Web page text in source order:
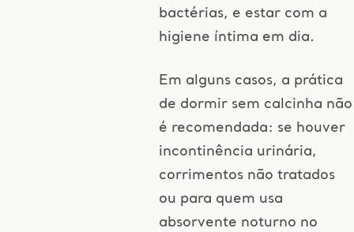
bactérias, e estar com a
higiene íntima em dia.
Em alguns casos, a prática
de dormir sem calcinha não
é recomendada: se houver
incontinência urinária,
corrimentos não tratados
ou para quem usa
absorvente noturno no